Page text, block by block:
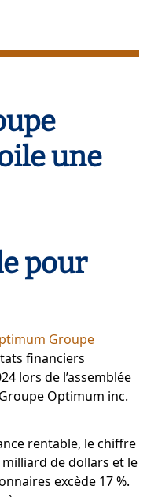
une
pour
Groupe
financiers
lors de l’assemblée
Optimum inc.
rentable, le chiffre
milliard de dollars et le
excède 17 %.